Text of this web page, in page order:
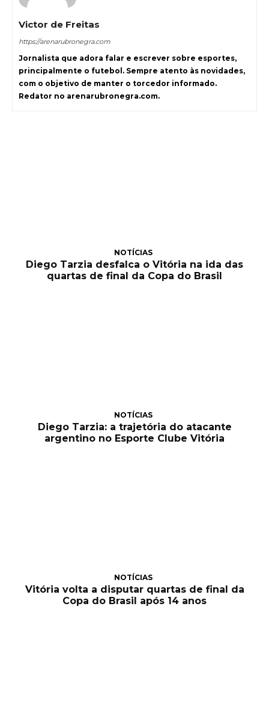
Victor de Freitas
https://arenarubronegra.com
Jornalista que adora falar e escrever sobre esportes,
principalmente o futebol. Sempre atento às novidades,
com o objetivo de manter o torcedor informado.
Redator no arenarubronegra.com.
NOTÍCIAS
Diego Tarzia desfalca o Vitória na ida das
quartas de final da Copa do Brasil
NOTÍCIAS
Diego Tarzia: a trajetória do atacante
argentino no Esporte Clube Vitória
NOTÍCIAS
Vitória volta a disputar quartas de final da
Copa do Brasil após 14 anos